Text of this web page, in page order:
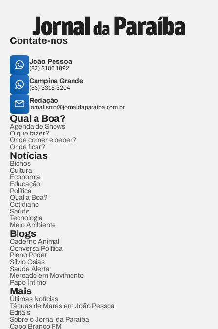
Contate-nos
João Pessoa
(83) 2106.1892
Campina Grande
(83) 3315-3204
Redação
jornalismo@jornaldaparaiba.com.br
Qual a Boa?
Agenda de Shows
O que fazer?
Onde comer e beber?
Onde ficar?
Notícias
Bichos
Cultura
Economia
Educação
Política
Qual a Boa?
Cotidiano
Saúde
Tecnologia
Meio Ambiente
Blogs
Caderno Animal
Conversa Política
Pleno Poder
Sílvio Osias
Saúde Alerta
Mercado em Movimento
Papo Íntimo
Mais
Últimas Notícias
Tábuas de Marés em João Pessoa
Editais
Sobre o Jornal da Paraíba
Cabo Branco FM